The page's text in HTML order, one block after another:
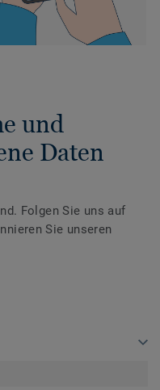
und
Daten
Folgen Sie uns auf
Sie unseren